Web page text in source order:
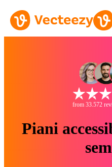
from 33.572
Piani